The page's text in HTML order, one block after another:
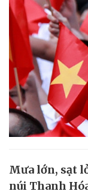
Mưa lớn, sạt
núi Thanh